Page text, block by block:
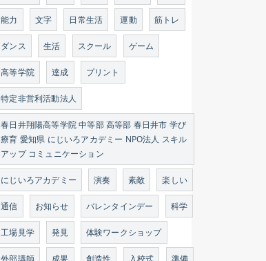
能力 文字 日常生活 運動 筋トレ
ダンス 生活 スクール ゲーム
高等学院 達成 プリント
特定非営利活動法人
春日井翔陽高等学院 中等部 高等部 春日井市 学び
療育 愛知県 にじいろアカデミー NPO法人 スキル
アップ コミュニケーション
にじいろアカデミー 演奏 素敵 楽しい
通信 お知らせ バレンタインデー 科学
工場見学 発見 体験ワークショップ
外部講師 成果 創造性 入校式 準備